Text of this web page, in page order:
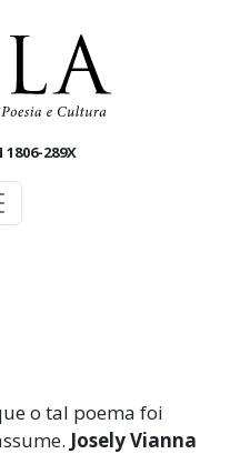
1806-289X
o tal poema foi
Josely Vianna